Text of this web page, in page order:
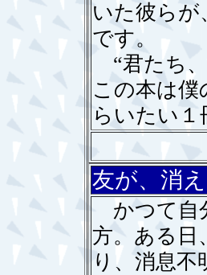
いた彼ら
です。
“君たち
この本は
らいたい１
友が、
かつて自
方。ある日
り、消息